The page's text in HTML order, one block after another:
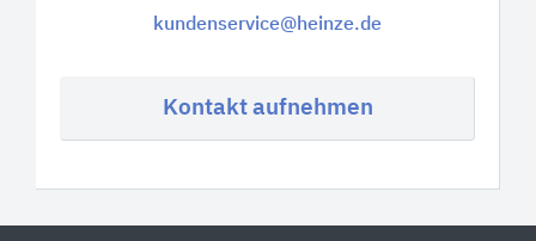
kundenservice@heinze.de
Kontakt aufnehmen